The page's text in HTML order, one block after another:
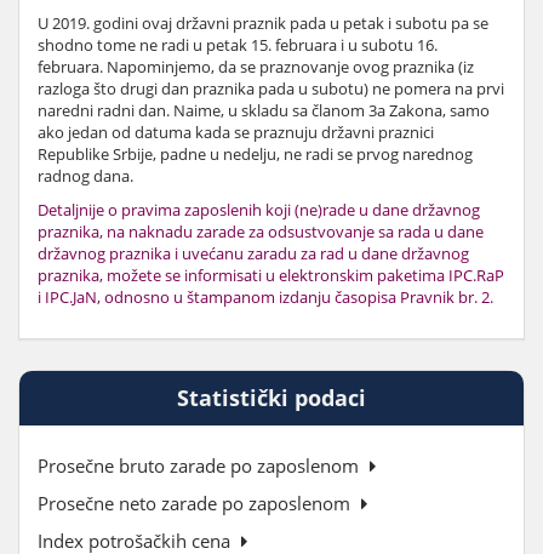
U 2019. godini ovaj državni praznik pada u petak i subotu pa se
shodno tome ne radi u petak 15. februara i u subotu 16.
februara. Napominjemo, da se praznovanje ovog praznika (iz
razloga što drugi dan praznika pada u subotu) ne pomera na prvi
naredni radni dan. Naime, u skladu sa članom 3a Zakona, samo
ako jedan od datuma kada se praznuju državni praznici
Republike Srbije, padne u nedelju, ne radi se prvog narednog
radnog dana.
Detaljnije o pravima zaposlenih koji (ne)rade u dane državnog
praznika, na naknadu zarade za odsustvovanje sa rada u dane
državnog praznika i uvećanu zaradu za rad u dane državnog
praznika, možete se informisati u elektronskim paketima IPC.RaP
i IPC.JaN, odnosno u štampanom izdanju časopisa Pravnik br. 2.
Statistički podaci
Prosečne bruto zarade po zaposlenom
Prosečne neto zarade po zaposlenom
Index potrošačkih cena